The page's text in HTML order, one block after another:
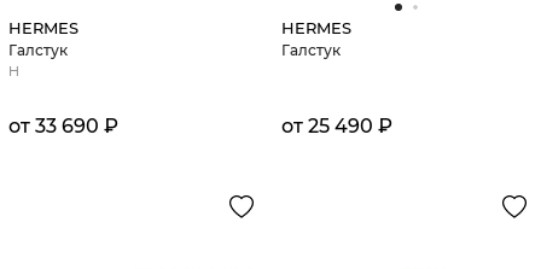
HERMES
Галстук
H
от 33 690 ₽
HERMES
Галстук
от 25 490 ₽